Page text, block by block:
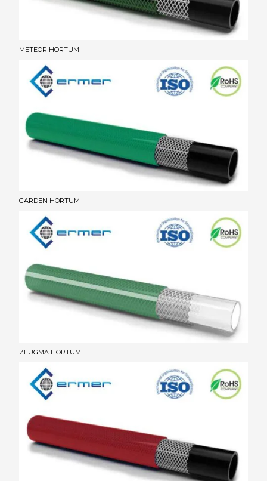
METEOR HORTUM
GARDEN HORTUM
ZEUGMA HORTUM